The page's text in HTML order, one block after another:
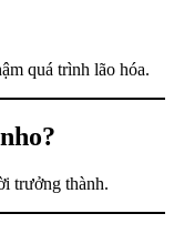
quá trình lão hóa.
trưởng thành.